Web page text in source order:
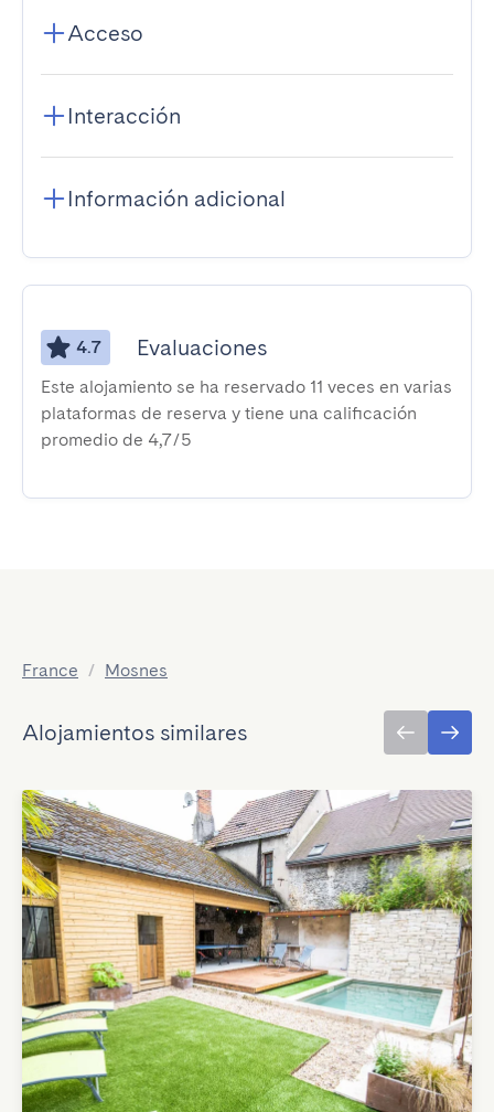
Acceso
Interacción
Información adicional
4.7 Evaluaciones
Este alojamiento se ha reservado 11 veces en varias
plataformas de reserva y tiene una calificación
promedio de 4,7/5
France / Mosnes
Alojamientos similares